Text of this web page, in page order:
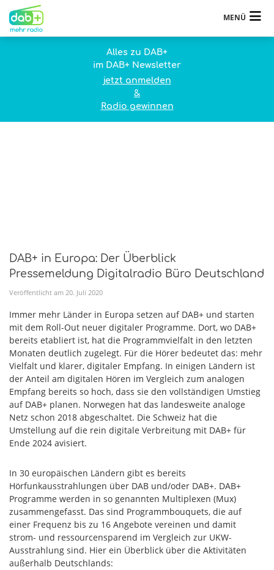
MENÜ
Alles zu DAB+
im DAB+ Newsletter
jetzt anmelden
&
Radio gewinnen
DAB+ in Europa: Der Überblick
Pressemeldung Digitalradio Büro Deutschland
Veröffentlicht am 20. Juli 2020
Immer mehr Länder in Europa setzen auf DAB+ und starten
mit dem Roll-Out neuer digitaler Programme. Dort, wo DAB+
bereits etabliert ist, hat die Programmvielfalt in den letzten
Monaten deutlich zugelegt. Für die Hörer bedeutet das: mehr
Vielfalt und klarer, digitaler Empfang. In einigen Ländern ist
der Anteil am digitalen Hören im Vergleich zum analogen
Empfang bereits so hoch, dass sie den vollständigen Umstieg
auf DAB+ planen. Norwegen hat das landesweite analoge
Netz schon 2018 abgeschaltet. Die Schweiz hat die
Umstellung auf die rein digitale Verbreitung mit DAB+ für
Ende 2024 avisiert.
In 30 europäischen Ländern gibt es bereits
Hörfunkausstrahlungen über DAB und/oder DAB+. DAB+
Programme werden in so genannten Multiplexen (Mux)
zusammengefasst. Das sind Programmbouquets, die auf
einer Frequenz bis zu 16 Angebote vereinen und damit
strom- und ressourcensparend im Vergleich zur UKW-
Ausstrahlung sind. Hier ein Überblick über die Aktivitäten
außerhalb Deutschlands: